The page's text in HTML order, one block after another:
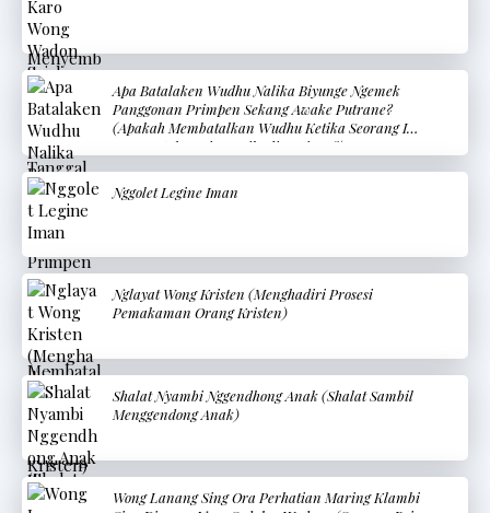
Apa Batalaken Wudhu Nalika Biyunge Ngemek
Panggonan Primpen Sekang Awake Putrane?
(Apakah Membatalkan Wudhu Ketika Seorang Ibu
Menyentuh Bagian Pribadi Bayinya?)
Nggolet Legine Iman
Nglayat Wong Kristen (Menghadiri Prosesi
Pemakaman Orang Kristen)
Shalat Nyambi Nggendhong Anak (Shalat Sambil
Menggendong Anak)
Wong Lanang Sing Ora Perhatian Maring Klambi